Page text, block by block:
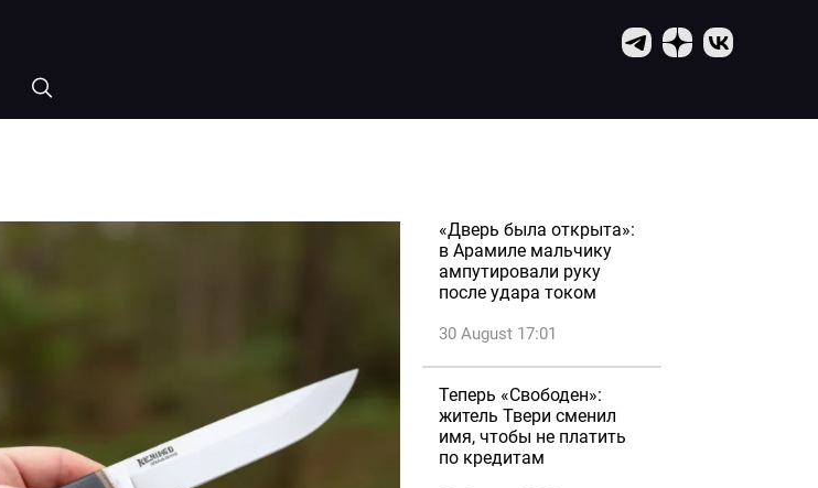
«Дверь была открыта»:
в Арамиле мальчику
ампутировали руку
после удара током
30 August 17:01
Теперь «Свободен»:
житель Твери сменил
имя, чтобы не платить
по кредитам